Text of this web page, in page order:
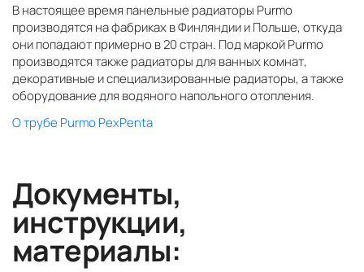
В настоящее время панельные радиаторы Purmo
производятся на фабриках в Финляндии и Польше, откуда
они попадают примерно в 20 стран. Под маркой Purmo
производятся также радиаторы для ванных комнат,
декоративные и специализированные радиаторы, а также
оборудование для водяного напольного отопления.
О трубе Purmo PexPenta
Документы,
инструкции,
материалы: